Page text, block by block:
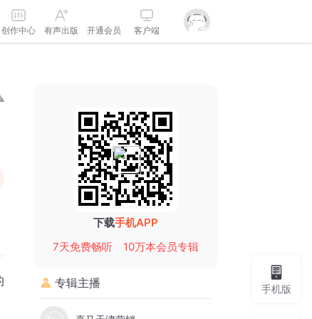
创作中心 有声出版 开通会员 客户端
下载手机APP
7天免费畅听
10万本会员专辑
专辑主播 手机版